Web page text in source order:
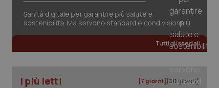
Sanità digitale per garantire più salute e
sostenibilità. Ma servono standard e condivisione
Tutti gli speciali
I più letti [7 giorni] [30 giorni]